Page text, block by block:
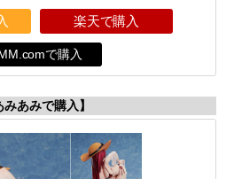
楽天で購入
で購入
みあみで購入】